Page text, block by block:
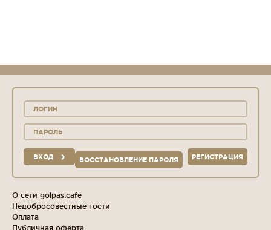
ВХОД РЕГИСТРАЦИЯ
ВОССТАНОВЛЕНИЕ ПАРОЛЯ
О сети golpas.cafe
Недобросовестные гости
Оплата
Публичная оферта